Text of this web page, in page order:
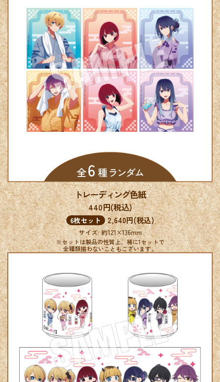
全 6 種 ランダム
トレーディング色紙
440円(税込)
6枚セット 2,640円(税込)
サイズ: 約121×136mm
※セットは製品の性質上、稀に1セットで
全種類揃わないこともございます。